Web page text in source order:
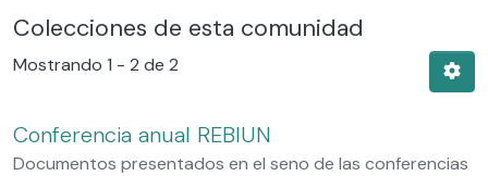
Colecciones de esta comunidad
Mostrando 1 - 2 de 2
Conferencia anual REBIUN
Documentos presentados en el seno de las conferencias